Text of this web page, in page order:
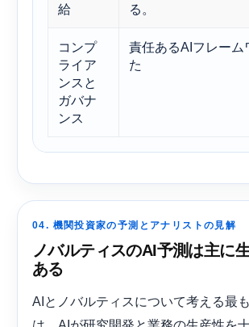
給
る。
コンプ
ライア
ンスと
ガバナ
ンス
責任あるAIフレー
た
04. 機関投資家の予測とアナリストの見解
ノバルティスのAI予測は主に
ある
AIとノバルティスについて考える最